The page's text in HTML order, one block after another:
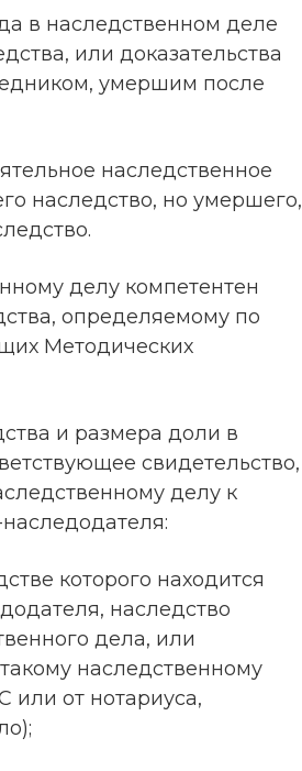
в наследственном деле
или доказательства
умершим после
наследственное
наследство, но умершего,
делу компетентен
определяемому по
Методических
и размера доли в
свидетельство,
делу к
которого находится
наследство
дела, или
наследственному
или от нотариуса,